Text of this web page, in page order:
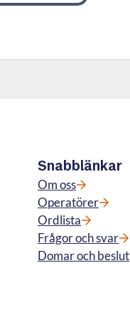
Snabblänkar
Om oss
Operatörer
Ordlista
Frågor och svar
Domar och beslut